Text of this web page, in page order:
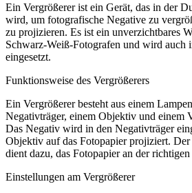
Ein Vergrößerer ist ein Gerät, das in der
wird, um fotografische Negative zu
zu projizieren. Es ist ein unverzichtbares
Schwarz-Weiß-Fotografen und wird auch
eingesetzt.
Funktionsweise des Vergrößerers
Ein Vergrößerer besteht aus einem
Negativträger, einem Objektiv und einem
Das Negativ wird in den Negativträger
Objektiv auf das Fotopapier projiziert. Der
dient dazu, das Fotopapier an der
Einstellungen am Vergrößerer